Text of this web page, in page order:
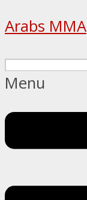
Arabs MMA
Menu